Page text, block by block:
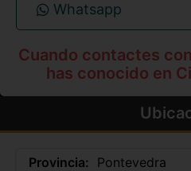
Whatsapp
Cuando contactes
has conocido en
Provincia: Pontevedra